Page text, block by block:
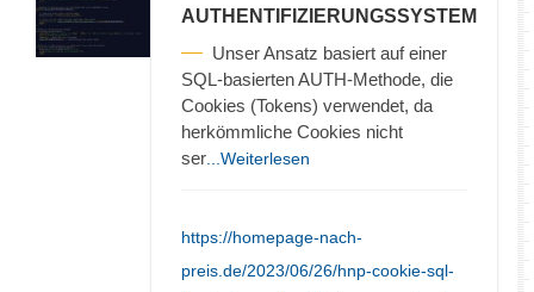
AUTHENTIFIZIERUNGSSYSTEM
Unser Ansatz basiert auf einer
SQL-basierten AUTH-Methode, die
Cookies (Tokens) verwendet, da
herkömmliche Cookies nicht
ser ...Weiterlesen
https://homepage-nach-
preis.de/2023/06/26/hnp-cookie-sql-